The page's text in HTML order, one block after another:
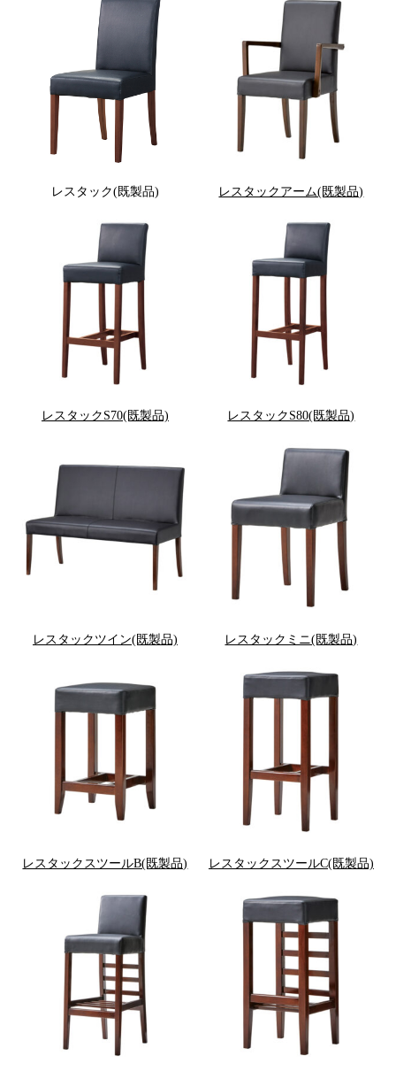
レスタック(既製品) レスタックアーム(既製品)
レスタックS70(既製品) レスタックS80(既製品)
レスタックツイン(既製品) レスタックミニ(既製品)
レスタックスツールB(既製品) レスタックスツールC(既製品)